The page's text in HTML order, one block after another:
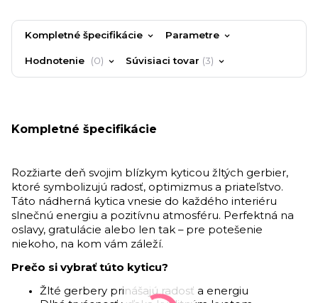
Kompletné špecifikácie Parametre
Hodnotenie 0 Súvisiaci tovar 3
Kompletné špecifikácie
Rozžiarte deň svojim blízkym kyticou žltých gerbier,
ktoré symbolizujú radosť, optimizmus a priateľstvo.
Táto nádherná kytica vnesie do každého interiéru
slnečnú energiu a pozitívnu atmosféru. Perfektná na
oslavy, gratulácie alebo len tak – pre potešenie
niekoho, na kom vám záleží.
Prečo si vybrať túto kyticu?
Žlté gerbery prinášajú radosť a energiu